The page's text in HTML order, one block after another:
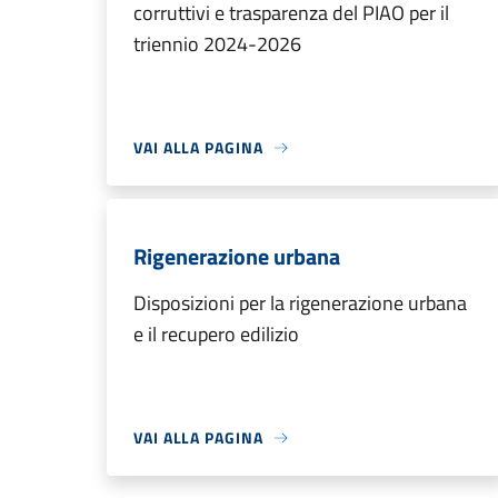
corruttivi e trasparenza del PIAO per il
triennio 2024-2026
VAI ALLA PAGINA
Rigenerazione urbana
Disposizioni per la rigenerazione urbana
e il recupero edilizio
VAI ALLA PAGINA